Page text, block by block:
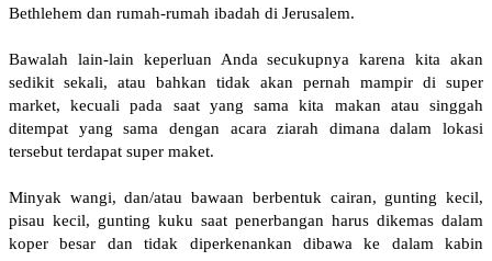
Bethlehem dan rumah-rumah ibadah di Jerusalem.
Bawalah lain-lain keperluan Anda secukupnya karena kita akan
sedikit sekali, atau bahkan tidak akan pernah mampir di super
market, kecuali pada saat yang sama kita makan atau singgah
ditempat yang sama dengan acara ziarah dimana dalam lokasi
tersebut terdapat super maket.
Minyak wangi, dan/atau bawaan berbentuk cairan, gunting kecil,
pisau kecil, gunting kuku saat penerbangan harus dikemas dalam
koper besar dan tidak diperkenankan dibawa ke dalam kabin